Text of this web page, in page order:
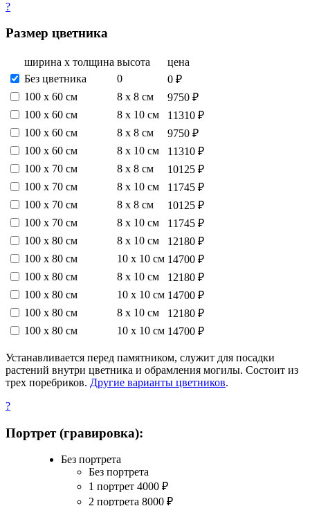
?
Размер цветника
ширина х толщина высота
цена
Без цветника
0
0 ₽
100 х 60 см
8 х 8 см
9750 ₽
100 х 60 см
8 х 10 см
11310 ₽
100 х 60 см
8 х 8 см
9750 ₽
100 х 60 см
8 х 10 см
11310 ₽
100 х 70 см
8 х 8 см
10125 ₽
100 х 70 см
8 х 10 см
11745 ₽
100 х 70 см
8 х 8 см
10125 ₽
100 х 70 см
8 х 10 см
11745 ₽
100 х 80 см
8 х 10 см
12180 ₽
100 х 80 см
10 х 10 см 14700 ₽
100 х 80 см
8 х 10 см
12180 ₽
100 х 80 см
10 х 10 см 14700 ₽
100 х 80 см
8 х 10 см
12180 ₽
100 х 80 см
10 х 10 см 14700 ₽
Устанавливается перед памятником, служит для посадки
растений внутри цветника и обрамления могилы. Состоит из
трех поребриков. Другие варианты цветников.
?
Портрет (гравировка):
Без портрета
Без портрета
1 портрет 4000 ₽
2 портрета 8000 ₽